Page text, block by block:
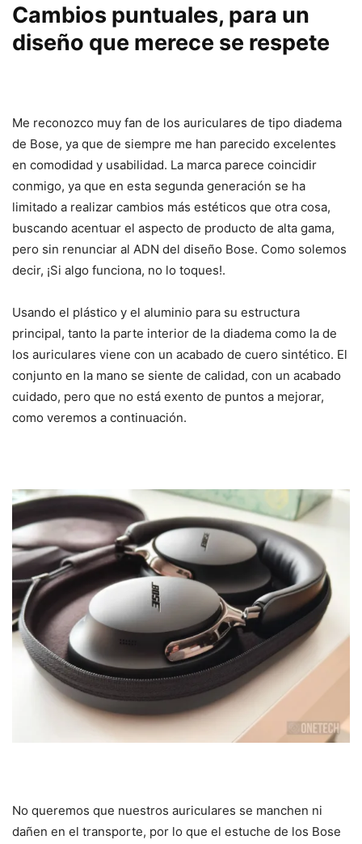
Cambios puntuales, para un
diseño que merece se respete
Me reconozco muy fan de los auriculares de tipo diadema
de Bose, ya que de siempre me han parecido excelentes
en comodidad y usabilidad. La marca parece coincidir
conmigo, ya que en esta segunda generación se ha
limitado a realizar cambios más estéticos que otra cosa,
buscando acentuar el aspecto de producto de alta gama,
pero sin renunciar al ADN del diseño Bose. Como solemos
decir, ¡Si algo funciona, no lo toques!.
Usando el plástico y el aluminio para su estructura
principal, tanto la parte interior de la diadema como la de
los auriculares viene con un acabado de cuero sintético. El
conjunto en la mano se siente de calidad, con un acabado
cuidado, pero que no está exento de puntos a mejorar,
como veremos a continuación.
No queremos que nuestros auriculares se manchen ni
dañen en el transporte, por lo que el estuche de los Bose